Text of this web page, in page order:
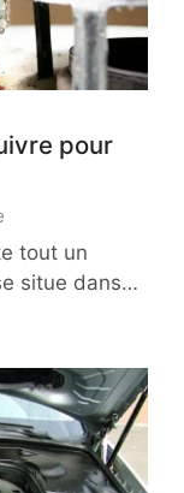
pour
Quelle
est
la
suivre
pour
détecter
une
fuite
tout un
situe dans…